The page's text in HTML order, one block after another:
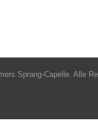
Sprang-Capelle. Alle